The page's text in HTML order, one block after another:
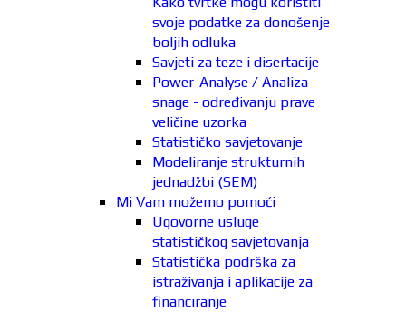
svoje podatke za donošenje
boljih odluka
Savjeti za teze i disertacije
Power-Analyse / Analiza
snage - određivanju prave
veličine uzorka
Statističko savjetovanje
Modeliranje strukturnih
jednadžbi (SEM)
Mi Vam možemo pomoći
Ugovorne usluge
statističkog savjetovanja
Statistička podrška za
istraživanja i aplikacije za
financiranje